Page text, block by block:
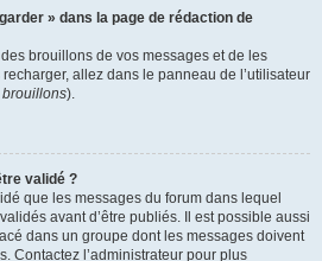
» dans la page de rédaction de
brouillons de vos messages et de les
allez dans le panneau de l’utilisateur
brouillons).
validé ?
que les messages du forum dans lequel
avant d’être publiés. Il est possible aussi
dans un groupe dont les messages doivent
Contactez l’administrateur pour plus